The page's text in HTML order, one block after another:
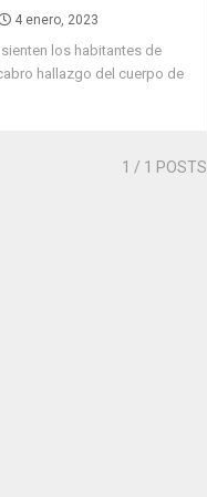
4 enero, 2023
los habitantes de
hallazgo del cuerpo de
1 / 1 POSTS